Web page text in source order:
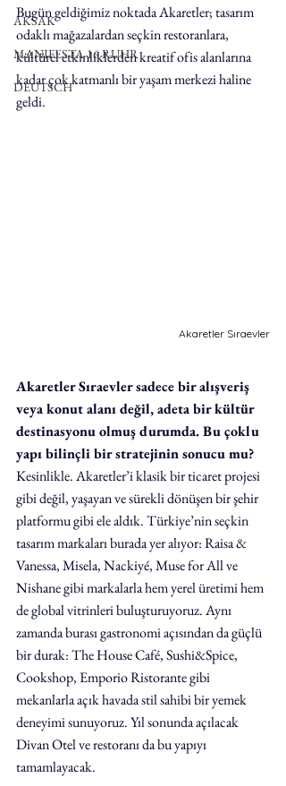
AKSAK
MANIFESTA 16 RUHR
DEUTSCH
Bugün geldiğimiz noktada Akaretler; tasarım
odaklı mağazalardan seçkin restoranlara,
kültürel etkinliklerden kreatif ofis alanlarına
kadar çok katmanlı bir yaşam merkezi haline
geldi.
Akaretler Sıraevler
Akaretler Sıraevler sadece bir alışveriş
veya konut alanı değil, adeta bir kültür
destinasyonu olmuş durumda. Bu çoklu
yapı bilinçli bir stratejinin sonucu mu?
Kesinlikle. Akaretler’i klasik bir ticaret projesi
gibi değil, yaşayan ve sürekli dönüşen bir şehir
platformu gibi ele aldık. Türkiye’nin seçkin
tasarım markaları burada yer alıyor: Raisa &
Vanessa, Misela, Nackiyé, Muse for All ve
Nishane gibi markalarla hem yerel üretimi hem
de global vitrinleri buluşturuyoruz. Aynı
zamanda burası gastronomi açısından da güçlü
bir durak: The House Café, Sushi&Spice,
Cookshop, Emporio Ristorante gibi
mekanlarla açık havada stil sahibi bir yemek
deneyimi sunuyoruz. Yıl sonunda açılacak
Divan Otel ve restoranı da bu yapıyı
tamamlayacak.